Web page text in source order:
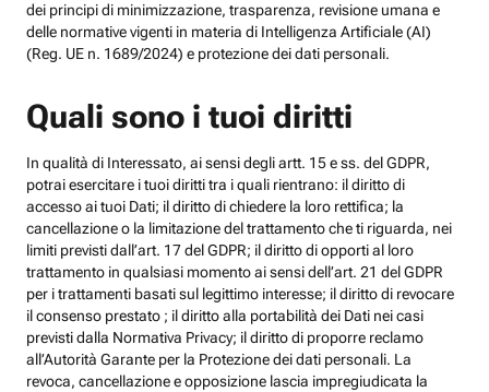
dei principi di minimizzazione, trasparenza, revisione umana e
delle normative vigenti in materia di Intelligenza Artificiale (AI)
(Reg. UE n. 1689/2024) e protezione dei dati personali.
Quali sono i tuoi diritti
In qualità di Interessato, ai sensi degli artt. 15 e ss. del GDPR,
potrai esercitare i tuoi diritti tra i quali rientrano: il diritto di
accesso ai tuoi Dati; il diritto di chiedere la loro rettifica; la
cancellazione o la limitazione del trattamento che ti riguarda, nei
limiti previsti dall’art. 17 del GDPR; il diritto di opporti al loro
trattamento in qualsiasi momento ai sensi dell’art. 21 del GDPR
per i trattamenti basati sul legittimo interesse; il diritto di revocare
il consenso prestato ; il diritto alla portabilità dei Dati nei casi
previsti dalla Normativa Privacy; il diritto di proporre reclamo
all’Autorità Garante per la Protezione dei dati personali. La
revoca, cancellazione e opposizione lascia impregiudicata la